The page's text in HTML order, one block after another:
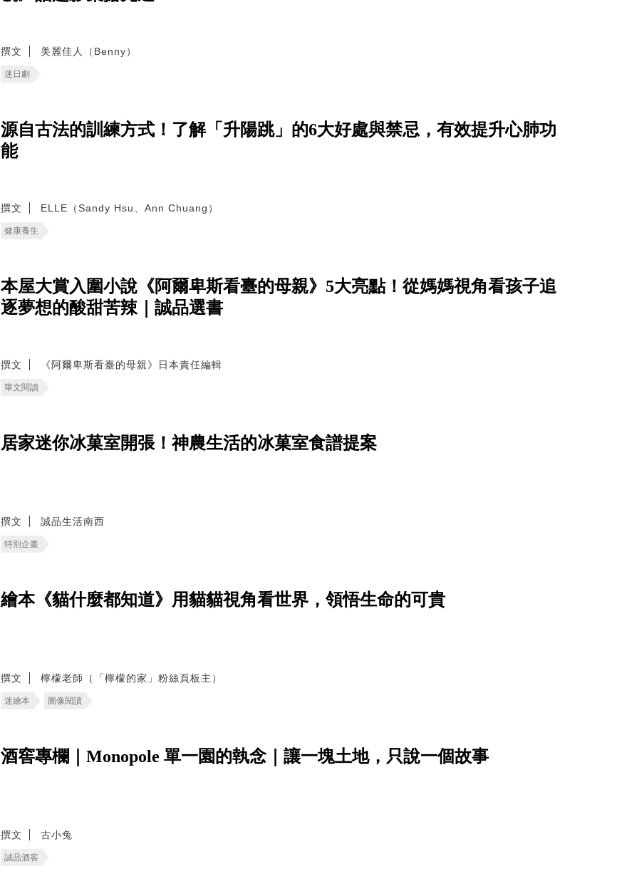
撰文 美麗佳人（Benny）
迷日劇
源自古法的訓練方式！了解「升陽跳」的6大好處與禁忌，有效提升心肺功
能
撰文 ELLE（Sandy Hsu、Ann Chuang）
健康養生
本屋大賞入圍小說《阿爾卑斯看臺的母親》5大亮點！從媽媽視角看孩子追
逐夢想的酸甜苦辣｜誠品選書
撰文 《阿爾卑斯看臺的母親》日本責任編輯
華文閱讀
居家迷你冰菓室開張！神農生活的冰菓室食譜提案
撰文 誠品生活南西
特別企畫
繪本《貓什麼都知道》用貓貓視角看世界，領悟生命的可貴
撰文 檸檬老師（「檸檬的家」粉絲頁板主）
迷繪本 圖像閱讀
酒窖專欄｜Monopole 單一園的執念｜讓一塊土地，只說一個故事
撰文 古小兔
誠品酒窖